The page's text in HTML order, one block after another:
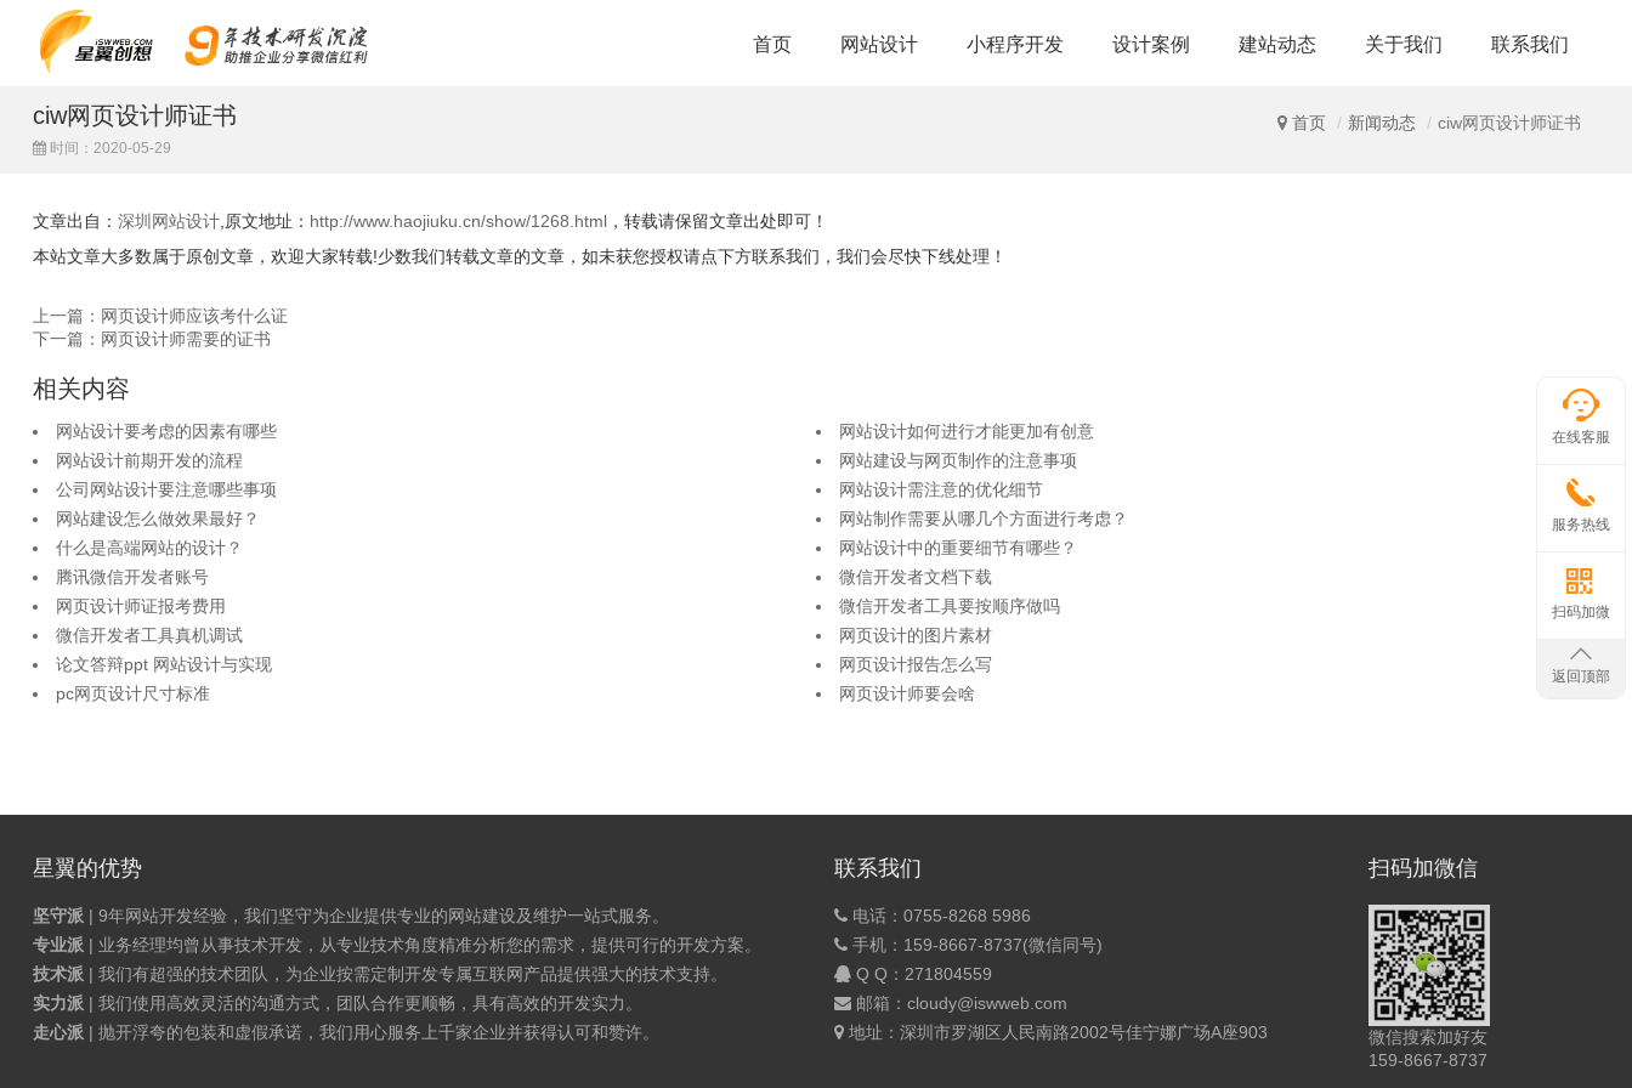
首页 网站设计 小程序开发 设计案例 建站动态 关于我们 联系我们
首页 新闻动态 ciw网页设计师证书
ciw网页设计师证书
时间：2020-05-29
文章出自： 深圳网站设计 ,原文地址： http://www.haojiuku.cn/show/1268.html ，转载请保留文章出处即可！
本站文章大多数属于原创文章，欢迎大家转载!少数我们转载文章的文章，如未获您授权请点下方联系我们，我们会尽快下线处理！
上一篇：网页设计师应该考什么证
下一篇：网页设计师需要的证书
相关内容
网站设计要考虑的因素有哪些
网站设计如何进行才能更加有创意
网站设计前期开发的流程
网站建设与网页制作的注意事项
公司网站设计要注意哪些事项
网站设计需注意的优化细节
网站建设怎么做效果最好？
网站制作需要从哪几个方面进行考虑？
什么是高端网站的设计？
网站设计中的重要细节有哪些？
腾讯微信开发者账号
微信开发者文档下载
网页设计师证报考费用
微信开发者工具要按顺序做吗
微信开发者工具真机调试
网页设计的图片素材
论文答辩ppt 网站设计与实现
网页设计报告怎么写
pc网页设计尺寸标准
网页设计师要会啥
星翼的优势
坚守派 | 9年网站开发经验，我们坚守为企业提供专业的网站建设及维护一站式服务。
专业派 | 业务经理均曾从事技术开发，从专业技术角度精准分析您的需求，提供可行的开发方案。
技术派 | 我们有超强的技术团队，为企业按需定制开发专属互联网产品提供强大的技术支持。
实力派 | 我们使用高效灵活的沟通方式，团队合作更顺畅，具有高效的开发实力。
走心派 | 抛开浮夸的包装和虚假承诺，我们用心服务上千家企业并获得认可和赞许。
联系我们
电话：0755-8268 5986
手机：159-8667-8737(微信同号)
Q Q： 271804559
邮箱：cloudy@iswweb.com
地址：深圳市罗湖区人民南路2002号佳宁娜广场A座903
扫码加微信
微信搜索加好友
159-8667-8737
在线客服
服务热线
扫码加微
返回顶部